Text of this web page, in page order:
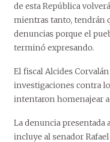
de esta República
mientras tanto, tendrán
denuncias porque el
terminó expresando.
El fiscal Alcides
investigaciones contra
intentaron homenajear
La denuncia
incluye al senador